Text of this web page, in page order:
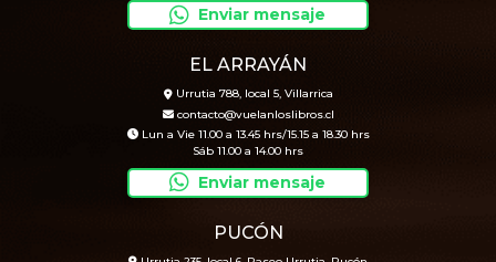
Enviar mensaje
EL ARRAYÁN
Urrutia 788, local 5, Villarrica
contacto@vuelanloslibros.cl
Lun a Vie 11.00 a 13.45 hrs/15.15 a 18.30 hrs
Sáb 11.00 a 14.00 hrs
Enviar mensaje
PUCÓN